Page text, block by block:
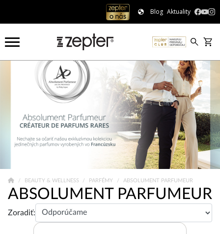
Blog Aktuality
BEAUTY & WELLNESS PARFÉMY ABSOLUMENT PARFUMEUR
ABSOLUMENT PARFUMEUR
Zoradiť: